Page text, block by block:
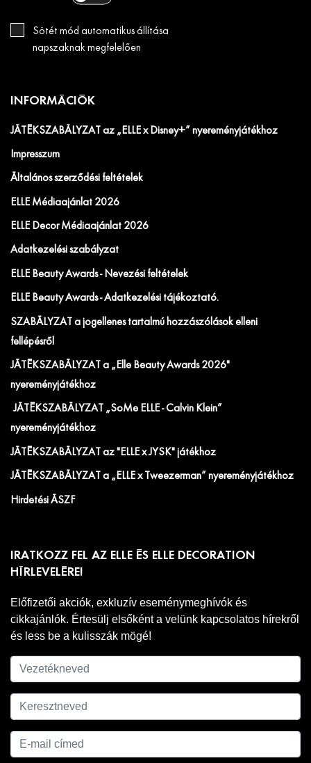
Sötét mód automatikus állítása
napszaknak megfelelően
INFORMÁCIÓK
JÁTÉKSZABÁLYZAT az „ELLE x Disney+” nyereményjátékhoz
Impresszum
Általános szerződési feltételek
ELLE Médiaajánlat 2026
ELLE Decor Médiaajánlat 2026
Adatkezelési szabályzat
ELLE Beauty Awards - Nevezési feltételek
ELLE Beauty Awards - Adatkezelési tájékoztató.
SZABÁLYZAT a jogellenes tartalmú hozzászólások elleni
fellépésről
JÁTÉKSZABÁLYZAT a „Elle Beauty Awards 2026"
nyereményjátékhoz
JÁTÉKSZABÁLYZAT „SoMe ELLE - Calvin Klein”
nyereményjátékhoz
JÁTÉKSZABÁLYZAT az "ELLE x JYSK" játékhoz
JÁTÉKSZABÁLYZAT a „ELLE x Tweezerman” nyereményjátékhoz
Hirdetési ÁSZF
IRATKOZZ FEL AZ ELLE ÉS ELLE DECORATION
HÍRLEVELÉRE!
Előfizetői akciók, exkluzív eseménymeghívók és
cikkajánlók. Értesülj elsőként a velünk kapcsolatos hírekről
és less be a kulisszák mögé!